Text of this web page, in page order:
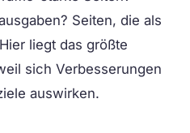
Seiten, die als
liegt das größte
sich Verbesserungen
auswirken.